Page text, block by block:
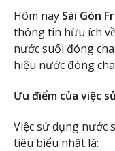
Hôm nay Sài Gòn
thông tin hữu ích
nước suối đóng
hiệu nước đóng
Ưu điểm của việc
Việc sử dụng nước
tiêu biểu nhất là: